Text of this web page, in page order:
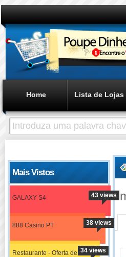
Home Lista de Lojas
Mais Vistos
GALAXY S4 43 views
888 Casino PT 38 views
Restaurante - Oferta de 34 views